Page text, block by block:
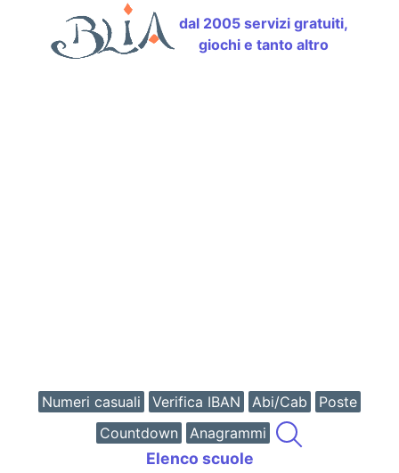
dal 2005 servizi gratuiti,
giochi e tanto altro
Numeri casuali Verifica IBAN Abi/Cab
Poste
Countdown
Anagrammi
Elenco scuole